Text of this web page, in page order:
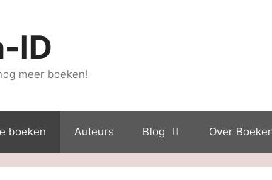
ID
meer boeken!
boeken Auteurs Blog Over